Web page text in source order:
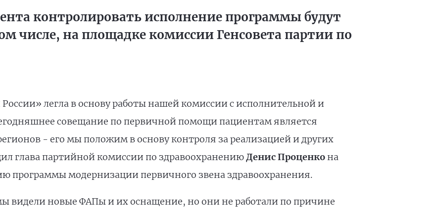
контролировать исполнение программы будут
числе, на площадке комиссии Генсовета партии по
легла в основу работы нашей комиссии с исполнительной и
совещание по первичной помощи пациентам является
- его мы положим в основу контроля за реализацией и других
глава партийной комиссии по здравоохранениюДенис Проценкона
программы модернизации первичного звена здравоохранения.
видели новые ФАПы и их оснащение, но они не работали по причине